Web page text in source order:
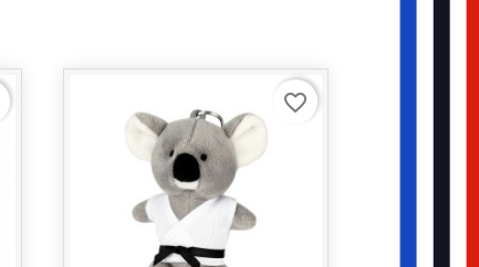
favorite_border